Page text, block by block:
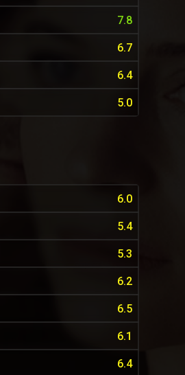
7.8
6.7
6.4
5.0
6.5
6.0
5.3
5.4
6.2
6.4
6.1